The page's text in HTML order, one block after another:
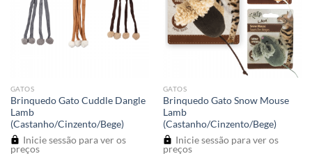
GATOS
Brinquedo Gato Cuddle Dangle
Lamb
(Castanho/Cinzento/Bege)
Inicie sessão para ver os
preços
GATOS
Brinquedo Gato Snow Mouse
Lamb
(Castanho/Cinzento/Bege)
Inicie sessão para ver os
preços